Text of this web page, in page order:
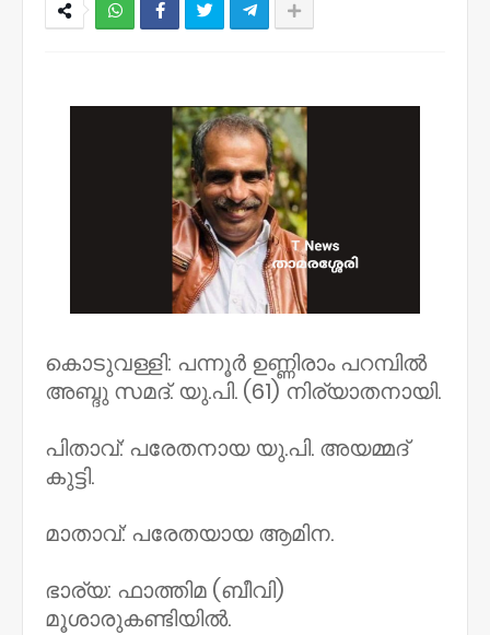
കൊടുവള്ളി: പന്നൂർ ഉണ്ണിരാം പറമ്പിൽ
അബ്ദു സമദ്. യു.പി. (61) നിര്യാതനായി.
പിതാവ്: പരേതനായ യു.പി. അയമ്മദ്
കുട്ടി.
മാതാവ്: പരേതയായ ആമിന.
ഭാര്യ: ഫാത്തിമ (ബീവി)
മൂശാരുകണ്ടിയിൽ.